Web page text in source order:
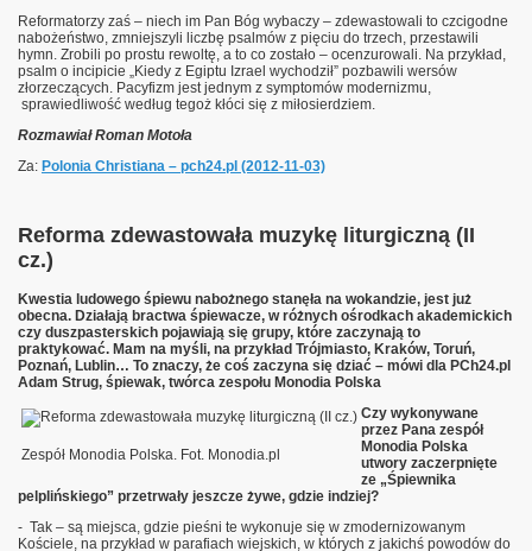
Reformatorzy zaś – niech im Pan Bóg wybaczy – zdewastowali to czcigodne
nabożeństwo, zmniejszyli liczbę psalmów z pięciu do trzech, przestawili
hymn. Zrobili po prostu rewoltę, a to co zostało – ocenzurowali. Na przykład,
psalm o incipicie „Kiedy z Egiptu Izrael wychodził” pozbawili wersów
złorzeczących. Pacyfizm jest jednym z symptomów modernizmu,
sprawiedliwość według tegoż kłóci się z miłosierdziem.
Rozmawiał Roman Motoła
Za: Polonia Christiana – pch24.pl (2012-11-03)
Reforma zdewastowała muzykę liturgiczną (II
cz.)
Kwestia ludowego śpiewu nabożnego stanęła na wokandzie, jest już
obecna. Działają bractwa śpiewacze, w różnych ośrodkach akademickich
czy duszpasterskich pojawiają się grupy, które zaczynają to
praktykować. Mam na myśli, na przykład Trójmiasto, Kraków, Toruń,
Poznań, Lublin… To znaczy, że coś zaczyna się dziać – mówi dla PCh24.pl
Adam Strug, śpiewak, twórca zespołu Monodia Polska
Zespół Monodia Polska. Fot. Monodia.pl
Czy wykonywane
przez Pana zespół
Monodia Polska
utwory zaczerpnięte
ze „Śpiewnika
pelplińskiego” przetrwały jeszcze żywe, gdzie indziej?
- Tak – są miejsca, gdzie pieśni te wykonuje się w zmodernizowanym
Kościele, na przykład w parafiach wiejskich, w których z jakichś powodów do